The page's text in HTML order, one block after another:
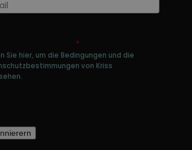
*
*
Sie hier, um die Bedingungen und die
von Kriss